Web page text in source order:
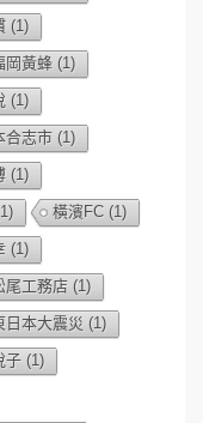
(1)
岡黃蜂 (1)
(1)
合志市 (1)
(1)
橫濱FC (1)
(1)
尾工務店 (1)
日本大震災 (1)
子 (1)